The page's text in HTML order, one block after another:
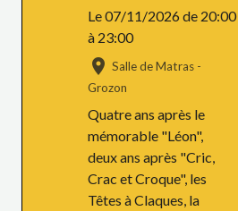
Le 07/11/2026de 20:00
à 23:00
Salle de Matras -
Grozon
Quatre ans après le
mémorable "Léon",
deux ans après "Cric,
Crac et Croque", les
Têtes à Claques, la